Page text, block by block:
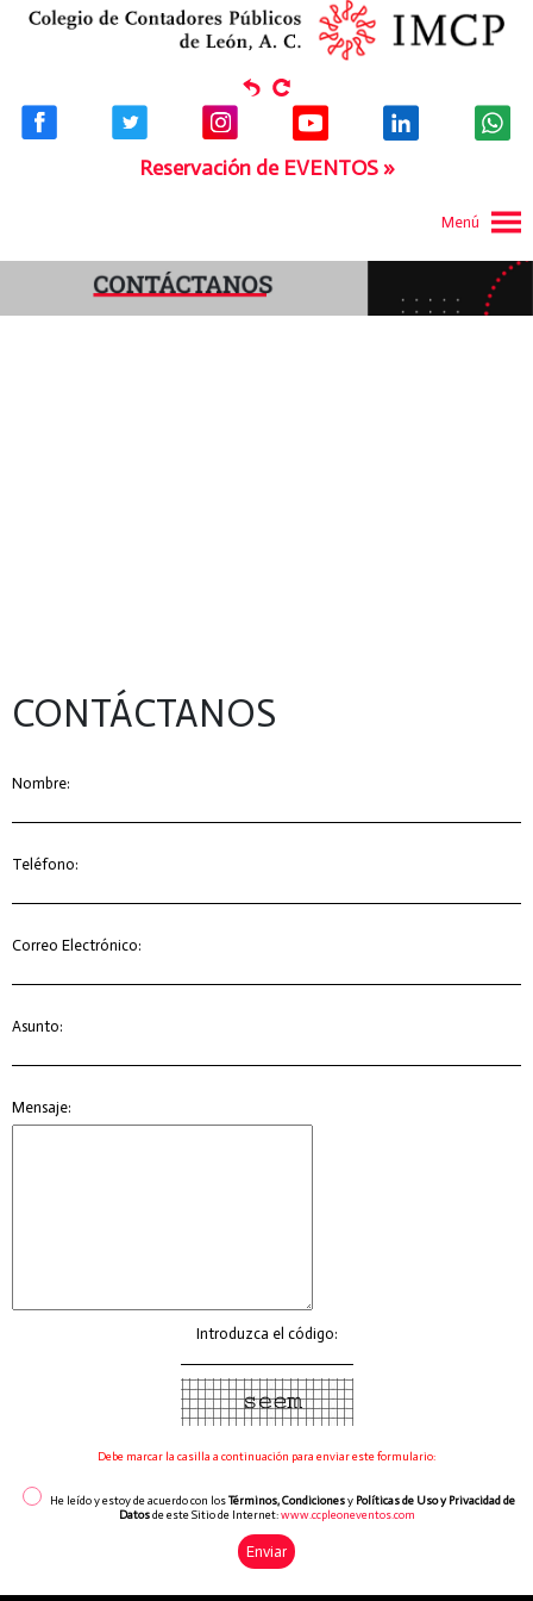
Reservación de EVENTOS »
Menú
CONTÁCTANOS
Nombre:
Teléfono:
Correo Electrónico:
Asunto:
Mensaje:
Introduzca el código:
Debe marcar la casilla a continuación para enviar este formulario:
He leído y estoy de acuerdo con losTérminos, Condicionesy Políticas de Uso y Privacidad de
Datosde este Sitio de Internet:www.ccpleoneventos.com